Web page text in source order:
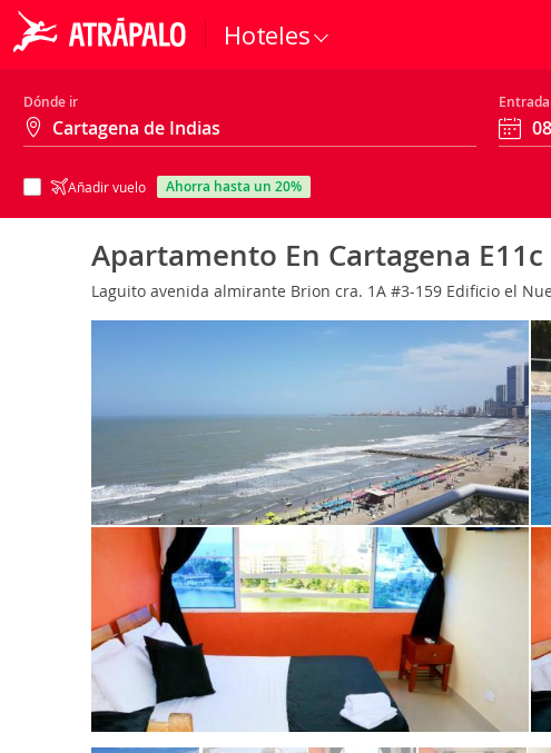
Hoteles
Dónde ir Entrada
Añadir vuelo ahorra hasta un 20%
Apartamento En Cartagena
Laguito avenida almirante Brion cra. 1A #3-159 Edificio el